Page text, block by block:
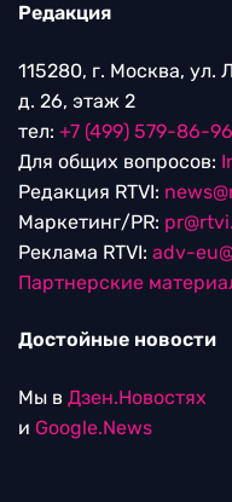
Редакция
115280, г. Москва, ул.
д. 26, этаж 2
тел: +7 (499) 579-86-96
Для общих вопросов:
Редакция RTVI:
Маркетинг/PR:
Реклама RTVI: adv-
Партнерские
Достойные новости
Мы в Дзен.Новостях
и Google.News